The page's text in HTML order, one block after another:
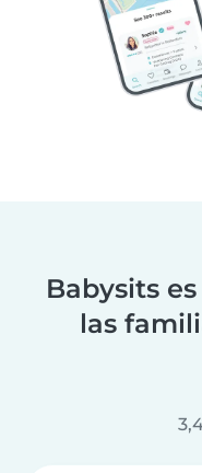
Babysits
las